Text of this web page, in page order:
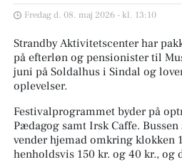
Fredag d. 08. maj 2026 - kl. 13:10
Strandby Aktivitetscenter har
på efterløn og pensionister til
juni på Soldalhus i Sindal og
oplevelser.
Festivalprogrammet byder på
Pædagog samt Irsk Caffe.
vender hjemad omkring klokken
henholdsvis 150 kr. og 40 kr.,